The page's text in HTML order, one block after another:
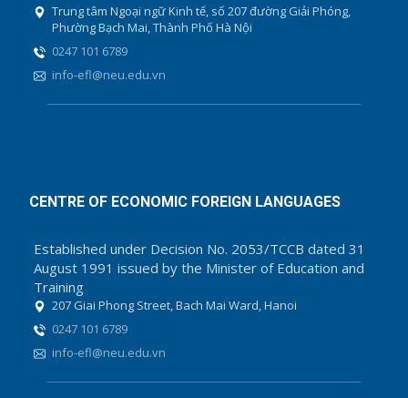
Trung tâm Ngoại ngữ Kinh tế, số 207 đường Giải Phóng,
Phường Bạch Mai, Thành Phố Hà Nội
0247 101 6789
info-efl@neu.edu.vn
CENTRE OF ECONOMIC FOREIGN LANGUAGES
Established under Decision No. 2053/TCCB dated 31
August 1991 issued by the Minister of Education and
Training
207 Giai Phong Street, Bach Mai Ward, Hanoi
0247 101 6789
info-efl@neu.edu.vn